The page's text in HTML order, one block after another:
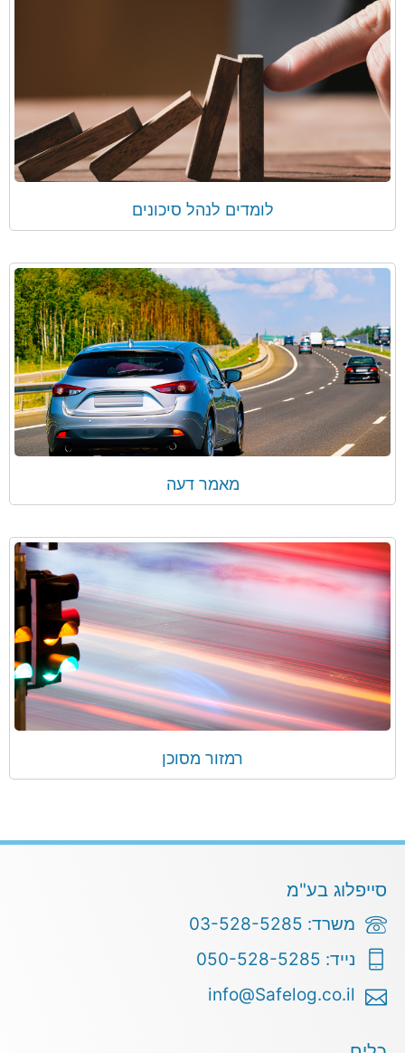
לומדים לנהל סיכונים
מאמר דעה
רמזור מסוכן
סייפלוג בע"מ
משרד: 03-528-5285
נייד: 050-528-5285
info@Safelog.co.il